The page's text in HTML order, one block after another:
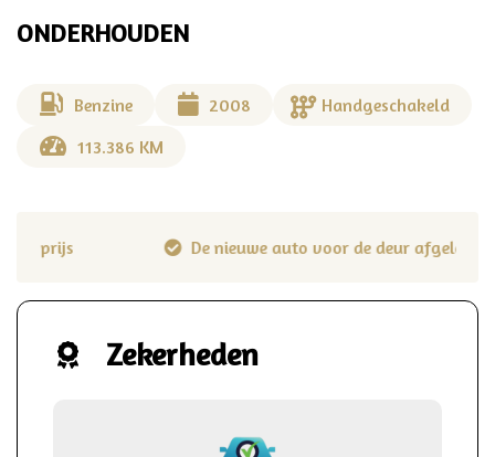
ONDERHOUDEN
Benzine 2008
Handgeschakeld
113.386 KM
De nieuwe auto voor de deur afgeleverd
Zekerheden